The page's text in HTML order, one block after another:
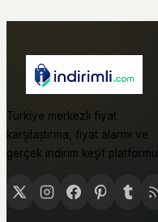
Türkiye merkezli fiyat
karşılaştırma, fiyat alarmı ve
gerçek indirim keşif platformu.